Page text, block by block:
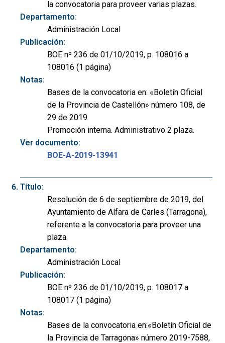
la convocatoria para proveer varias plazas.
Departamento:
Administración Local
Publicación:
BOE nº 236 de 01/10/2019, p. 108016 a
108016 (1 página)
Notas:
Bases de la convocatoria en: «Boletín Oficial
de la Provincia de Castellón» número 108, de
29 de 2019.
Promoción interna. Administrativo 2 plaza.
Ver documento:
BOE-A-2019-13941
Título:
Resolución de 6 de septiembre de 2019, del
Ayuntamiento de Alfara de Carles (Tarragona),
referente a la convocatoria para proveer una
plaza.
Departamento:
Administración Local
Publicación:
BOE nº 236 de 01/10/2019, p. 108017 a
108017 (1 página)
Notas:
Bases de la convocatoria en:«Boletín Oficial de
la Provincia de Tarragona» número 2019-7588,